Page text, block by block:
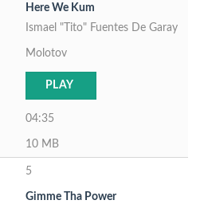
Here We Kum
Ismael "Tito" Fuentes De Garay
Molotov
PLAY
04:35
10 MB
5
Gimme Tha Power